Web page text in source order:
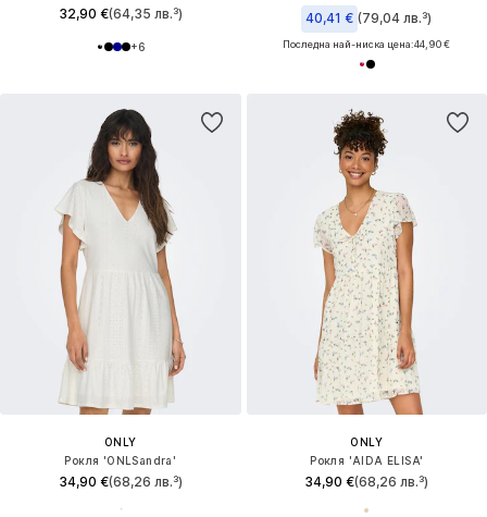
32,90 €(64,35 лв.³)
+6
40,41 € (79,04 лв.³)
Последна най-ниска цена:44,90 €
ONLY
Рокля 'ONLSandra'
34,90 €(68,26 лв.³)
ONLY
Рокля 'AIDA ELISA'
34,90 €(68,26 лв.³)